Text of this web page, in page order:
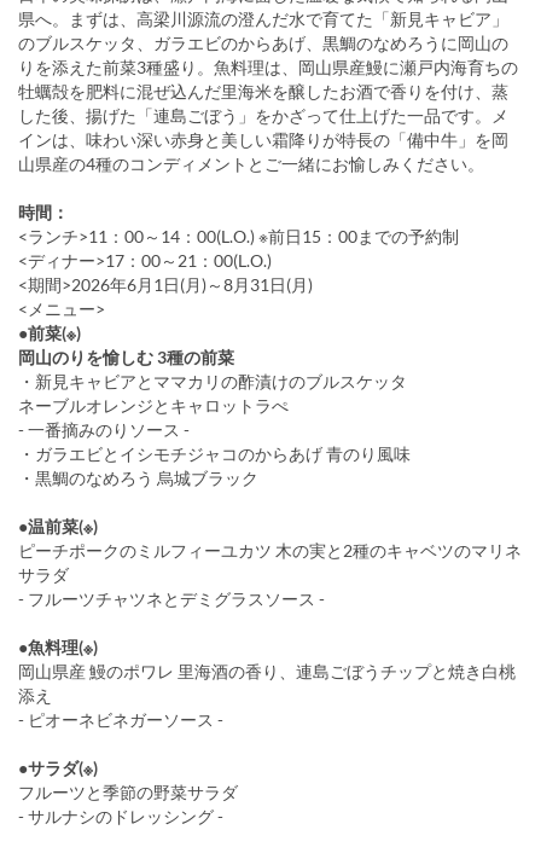
県へ。まずは、高梁川源流の澄んだ水で育てた「新見キャビア」
のブルスケッタ、ガラエビのからあげ、黒鯛のなめろうに岡山の
りを添えた前菜3種盛り。魚料理は、岡山県産鰻に瀬戸内海育ちの
牡蠣殻を肥料に混ぜ込んだ里海米を醸したお酒で香りを付け、蒸
した後、揚げた「連島ごぼう」をかざって仕上げた一品です。メ
インは、味わい深い赤身と美しい霜降りが特長の「備中牛」を岡
山県産の4種のコンディメントとご一緒にお愉しみください。
時間：
<ランチ>11：00～14：00(L.O.) ※前日15：00までの予約制
<ディナー>17：00～21：00(L.O.)
<期間>2026年6月1日(月)～8月31日(月)
<メニュー>
●前菜(※)
岡山のりを愉しむ 3種の前菜
・新見キャビアとママカリの酢漬けのブルスケッタ
ネーブルオレンジとキャロットラぺ
- 一番摘みのりソース -
・ガラエビとイシモチジャコのからあげ 青のり風味
・黒鯛のなめろう 烏城ブラック
●温前菜(※)
ピーチポークのミルフィーユカツ 木の実と2種のキャベツのマリネ
サラダ
- フルーツチャツネとデミグラスソース -
●魚料理(※)
岡山県産 鰻のポワレ 里海酒の香り、連島ごぼうチップと焼き白桃
添え
- ピオーネビネガーソース -
●サラダ(※)
フルーツと季節の野菜サラダ
- サルナシのドレッシング -